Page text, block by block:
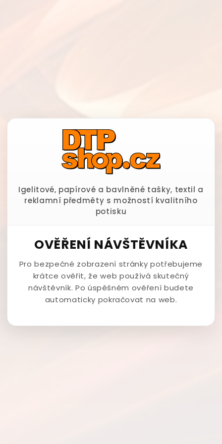
Igelitové, papírové a bavlněné tašky, textil a
reklamní předměty s možností kvalitního
potisku
OVĚŘENÍ NÁVŠTĚVNÍKA
Pro bezpečné zobrazení stránky potřebujeme
krátce ověřit, že web používá skutečný
návštěvník. Po úspěšném ověření budete
automaticky pokračovat na web.